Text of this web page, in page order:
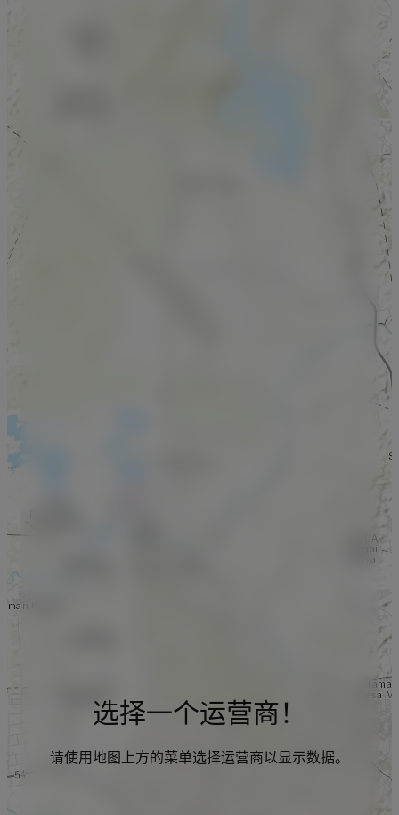
选择一个运营商！
请使用地图上方的菜单选择运营商以显示数据。